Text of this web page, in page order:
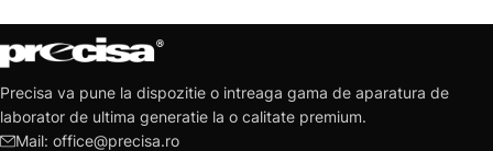
Precisa va pune la dispozitie o intreaga gama de aparatura de
laborator de ultima generatie la o calitate premium.
Mail: office@precisa.ro